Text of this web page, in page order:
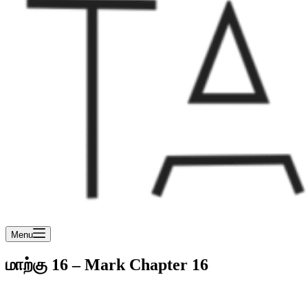
Menu
மாற்கு 16 – Mark Chapter 16